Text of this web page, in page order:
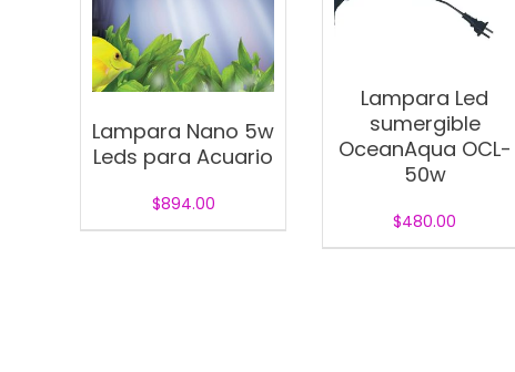
Lampara Nano 5w
Leds para Acuario
$894.00
Lampara Led
sumergible
OceanAqua OCL-
50w
$480.00